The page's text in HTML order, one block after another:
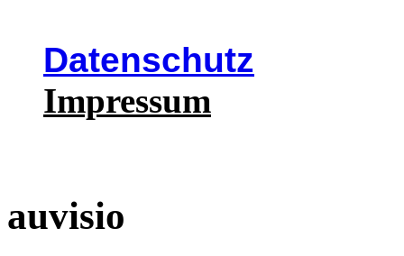
Datenschutz
Impressum
auvisio